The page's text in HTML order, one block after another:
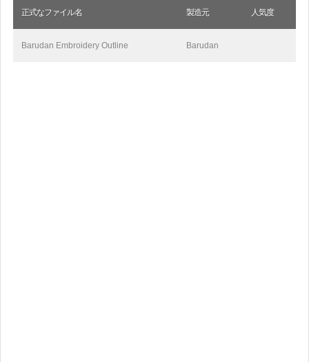
正式なファイル名 製造元 人気度
Barudan Embroidery Outline Barudan